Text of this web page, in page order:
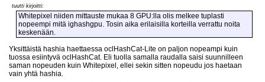
tuutti kirjoitti:
Whitepixel niiden mittauste mukaa 8 GPU:lla olis melkee tuplasti
nopeempi mitä ighashgpu. Tosin aika erilaisilla korteilla verrattu noita
keskenään.
Yksittäistä hashia haettaessa oclHashCat-Lite on paljon nopeampi kuin
tuossa esiintyvä oclHashCat. Eli tuolla samalla raudalla saisi suunnilleen
saman nopeuden kuin Whitepixel, ellei sekin sitten nopeudu jos haetaan
vain yhtä hashia.